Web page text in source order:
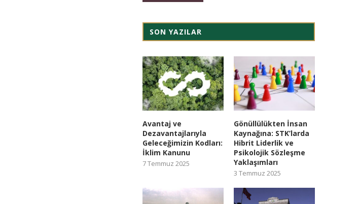
SON YAZILAR
Avantaj ve
Dezavantajlarıyla
Geleceğimizin Kodları:
İklim Kanunu
7 Temmuz 2025
Gönüllülükten İnsan
Kaynağına: STK’larda
Hibrit Liderlik ve
Psikolojik Sözleşme
Yaklaşımları
3 Temmuz 2025